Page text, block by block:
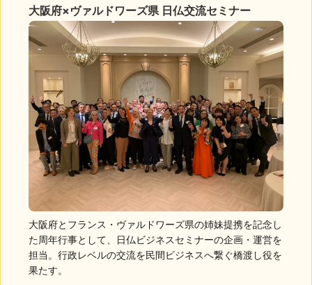
大阪府×ヴァルドワーズ県 日仏交流セミナー
大阪府とフランス・ヴァルドワーズ県の姉妹提携を記念し
た周年行事として、日仏ビジネスセミナーの企画・運営を
担当。行政レベルの交流を民間ビジネスへ繋ぐ橋渡し役を
果たす。